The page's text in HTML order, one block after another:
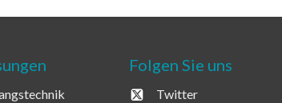
Folgen Sie uns
Twitter